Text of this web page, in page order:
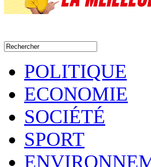
POLITIQUE
ECONOMIE
SOCIÉTÉ
SPORT